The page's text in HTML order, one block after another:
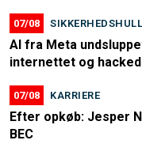
07/08
AI fra Meta
internettet og
07/08 KARRIERE
Efter opkøb: Jesper
BEC